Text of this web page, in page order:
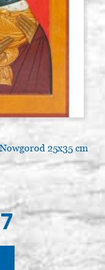
25x35 cm